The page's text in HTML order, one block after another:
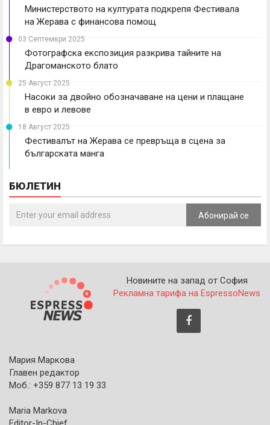
Министерството на културата подкрепя Фестивала
на Жерава с финансова помощ
03 Септември 2025
Фотографска експозиция разкрива тайните на
Драгоманското блато
25 Август 2025
Насоки за двойно обозначаване на цени и плащане
в евро и левове
18 Август 2025
Фестивалът на Жерава се превръща в сцена за
българската манга
БЮЛЕТИН
Абонирай се
Новините на запад от София
Рекламна тарифа на EspressoNews
Мария Маркова
Главен редактор
Моб.: +359 877 13 19 33
Maria Markova